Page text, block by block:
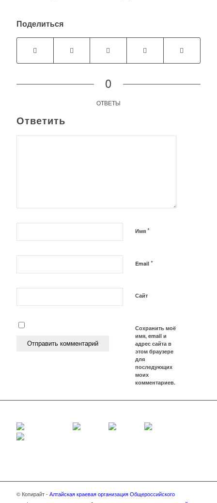
Поделиться
0
ОТВЕТЫ
Ответить
Имя *
Email *
Сайт
Сохранить моё
имя, email и
адрес сайта в
этом браузере
для
последующих
моих
комментариев.
© Копирайт - Алтайская краевая организация Общероссийского